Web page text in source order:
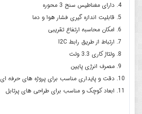
دارای مغناطیس سنج 3 محوره
قابلیت اندازه گیری فشار هوا و دما
امکان محاسبه ارتفاع تقریبی
ارتباط از طریق رابط I2C
ولتاژ کاری 3.3 ولت
مصرف انرژی پایین
دقت و پایداری مناسب برای پروژه های حرفه ای
ابعاد کوچک و مناسب برای طراحی های پرتابل